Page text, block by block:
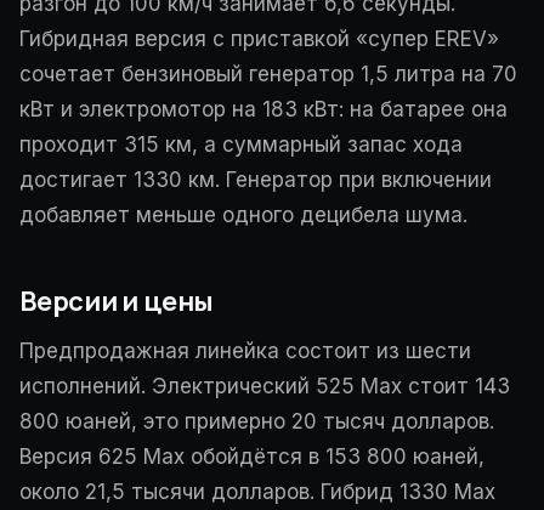
Гибридная версия с приставкой «супер EREV»
сочетает бензиновый генератор 1,5 литра на 70
кВт и электромотор на 183 кВт: на батарее она
проходит 315 км, а суммарный запас хода
достигает 1330 км. Генератор при включении
добавляет меньше одного децибела шума.
Версии и цены
Предпродажная линейка состоит из шести
исполнений. Электрический 525 Max стоит 143
800 юаней, это примерно 20 тысяч долларов.
Версия 625 Max обойдётся в 153 800 юаней,
около 21,5 тысячи долларов. Гибрид 1330 Max